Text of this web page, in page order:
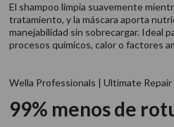
El shampoo limpia suavemente
tratamiento, y la máscara aporta
manejabilidad sin sobrecargar. Ideal
procesos químicos, calor o factores
Wella Professionals | Ultimate Repair
99% menos de